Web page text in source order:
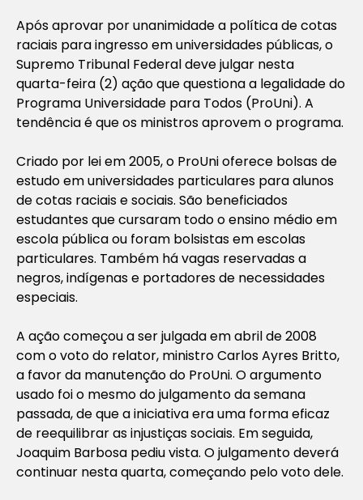
Após aprovar por unanimidade a política de cotas
raciais para ingresso em universidades públicas, o
Supremo Tribunal Federal deve julgar nesta
quarta-feira (2) ação que questiona a legalidade do
Programa Universidade para Todos (ProUni). A
tendência é que os ministros aprovem o programa.
Criado por lei em 2005, o ProUni oferece bolsas de
estudo em universidades particulares para alunos
de cotas raciais e sociais. São beneficiados
estudantes que cursaram todo o ensino médio em
escola pública ou foram bolsistas em escolas
particulares. Também há vagas reservadas a
negros, indígenas e portadores de necessidades
especiais.
A ação começou a ser julgada em abril de 2008
com o voto do relator, ministro Carlos Ayres Britto,
a favor da manutenção do ProUni. O argumento
usado foi o mesmo do julgamento da semana
passada, de que a iniciativa era uma forma eficaz
de reequilibrar as injustiças sociais. Em seguida,
Joaquim Barbosa pediu vista. O julgamento deverá
continuar nesta quarta, começando pelo voto dele.